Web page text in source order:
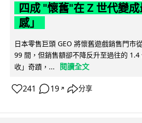
四成 "懷舊"在 Z 世代變
感」
日本零售巨頭 GEO 將懷舊遊戲銷售門市
99 間，但銷售額卻不降反升至過往的 1.4
收」奇蹟，...
閱讀全文
241 19 ↗ 分享